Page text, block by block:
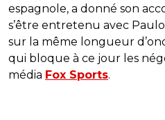
espagnole, a donné son
s’être entretenu avec
sur la même longueur
qui bloque à ce jour les
média Fox Sports.